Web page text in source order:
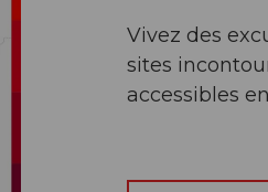
Vivez des
sites
accessibles